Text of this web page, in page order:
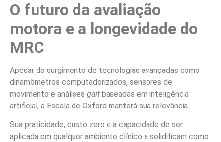
O futuro da avaliação
motora e a longevidade do
MRC
Apesar do surgimento de tecnologias avançadas como
dinamômetros computadorizados, sensores de
movimento e análises gait baseadas em inteligência
artificial, a Escala de Oxford manterá sua relevância.
Sua praticidade, custo zero e a capacidade de ser
aplicada em qualquer ambiente clínico a solidificam como